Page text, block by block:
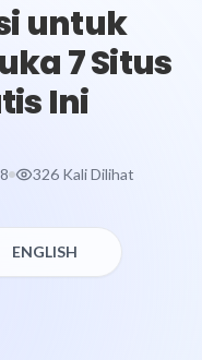
untuk
7 Situs
Ini
326 Kali Dilihat
ENGLISH